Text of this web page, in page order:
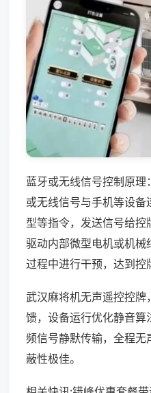
蓝牙或无线信号控制原
或无线信号与手机等设
型等指令，发送信号给
驱动内部微型电机或机
过程中进行干预，达到控
武汉麻将机无声遥控控牌
馈，设备运行优化静音
频信号静默传输，全程无
蔽性极佳。